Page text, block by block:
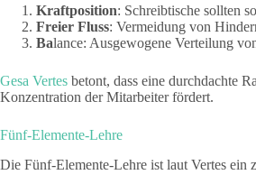
Kraftposition: Schreibtische sollten
Freier Fluss: Vermeidung von
Balance: Ausgewogene Verteilung
Gesa Vertes betont, dass eine durchdachte
Konzentration der Mitarbeiter fördert.
Fünf-Elemente-Lehre
Die Fünf-Elemente-Lehre ist laut Vertes ein